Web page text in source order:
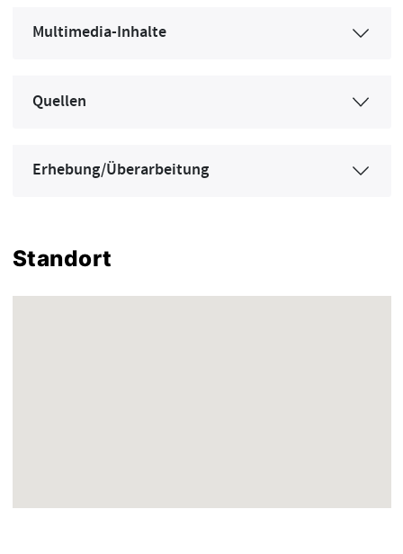
Multimedia-Inhalte
Quellen
Erhebung/Überarbeitung
Standort